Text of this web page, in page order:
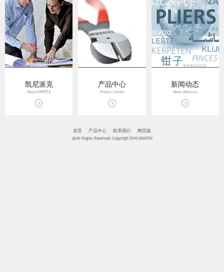
凯尼派克
About KNIPEX
产品中心
Product Center
新闻动态
News Advisory
首页 产品中心 联系我们 网页版
@All Rights Reserved: Copyright 2010 KNIPEX